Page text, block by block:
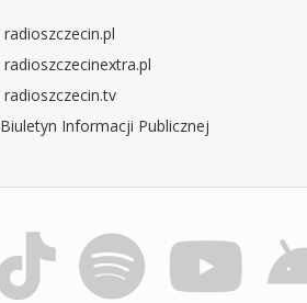
radioszczecin.pl
radioszczecinextra.pl
radioszczecin.tv
Biuletyn Informacji Publicznej